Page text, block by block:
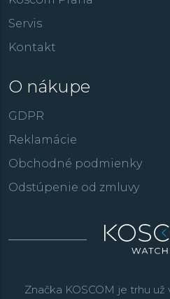
Servis
Kontakt
O nákupe
GDPR
Reklamácie
Obchodné podmienky
Odstúpenie od zmluvy
Značka KOSCOM je trhu už